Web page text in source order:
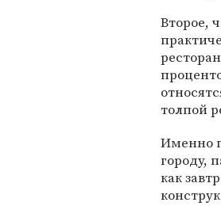
Второе,
толпой
Именно
городу,
как